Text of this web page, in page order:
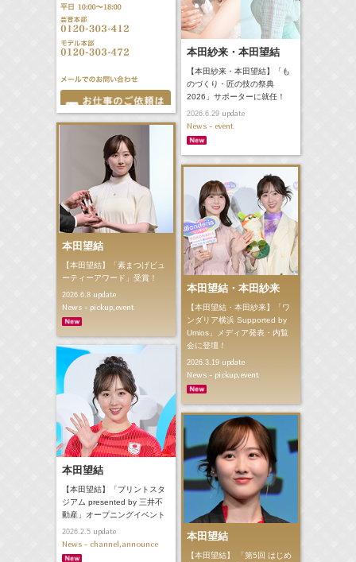
本田紗来・本田望結
【本田紗来・本田望結】「も
のづくり・匠の技の祭典
2026」サポーターに就任！
2026.6.29update
News - event
本田望結
【本田望結】「素まつげビュ
ーティーアワード」受賞！
2026.6.8update
News - pickup,event
本田望結・本田紗来
【本田望結・本田紗来】「ワ
ンダリア横浜 Supported by
Umios」メディア発表・内覧
会に登壇！
2026.3.19update
News - pickup,event
本田望結
【本田望結】「プリントスタ
ジアム presented by 三井不
動産」オープニングイベント
2026.2.5update
News - channel,announce
本田望結
【本田望結】 「第5回 はじめ